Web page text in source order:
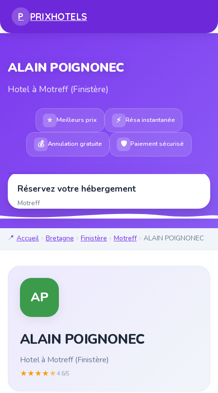
P PRIXHOTELS
ALAIN POIGNONEC
Hotel à Motreff (Finistère)
⭐ Meilleurs prix ⚡ Résa instantanée
💰 Annulation gratuite 🛡 Paiement sécurisé
Réservez votre hébergement
Motreff
Accueil Bretagne Finistère Motreff ALAIN POIGNONEC
AP
ALAIN POIGNONEC
Hotel à Motreff (Finistère)
★★★★★4.6/5